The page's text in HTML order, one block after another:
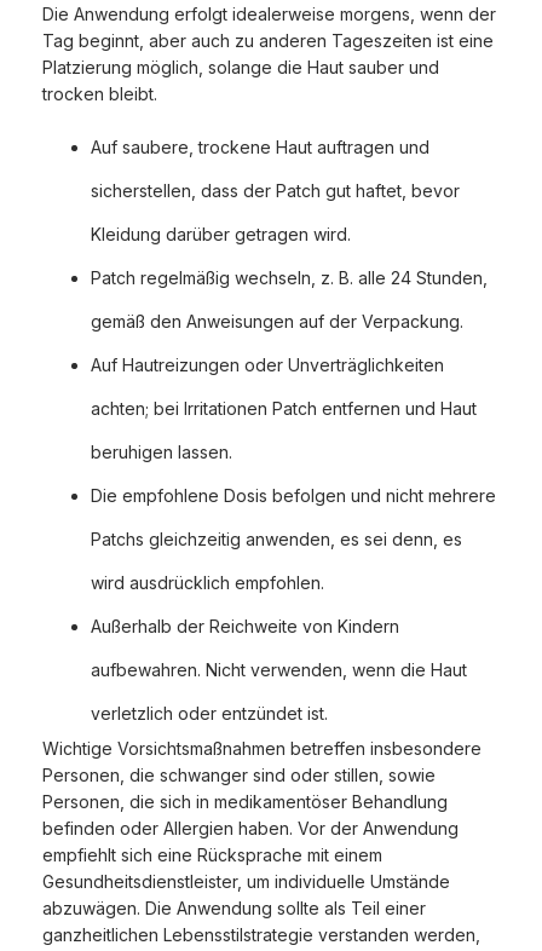
Die Anwendung erfolgt idealerweise morgens, wenn der
Tag beginnt, aber auch zu anderen Tageszeiten ist eine
Platzierung möglich, solange die Haut sauber und
trocken bleibt.
Auf saubere, trockene Haut auftragen und
sicherstellen, dass der Patch gut haftet, bevor
Kleidung darüber getragen wird.
Patch regelmäßig wechseln, z. B. alle 24 Stunden,
gemäß den Anweisungen auf der Verpackung.
Auf Hautreizungen oder Unverträglichkeiten
achten; bei Irritationen Patch entfernen und Haut
beruhigen lassen.
Die empfohlene Dosis befolgen und nicht mehrere
Patchs gleichzeitig anwenden, es sei denn, es
wird ausdrücklich empfohlen.
Außerhalb der Reichweite von Kindern
aufbewahren. Nicht verwenden, wenn die Haut
verletzlich oder entzündet ist.
Wichtige Vorsichtsmaßnahmen betreffen insbesondere
Personen, die schwanger sind oder stillen, sowie
Personen, die sich in medikamentöser Behandlung
befinden oder Allergien haben. Vor der Anwendung
empfiehlt sich eine Rücksprache mit einem
Gesundheitsdienstleister, um individuelle Umstände
abzuwägen. Die Anwendung sollte als Teil einer
ganzheitlichen Lebensstilstrategie verstanden werden,